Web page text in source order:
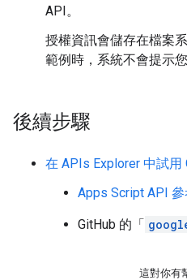
API。
授權資訊會儲存在檔案
範例時，系統不會提示您
後續步驟
在 APIs Explorer 中試用
Apps Script API
GitHub 的「
這對你有